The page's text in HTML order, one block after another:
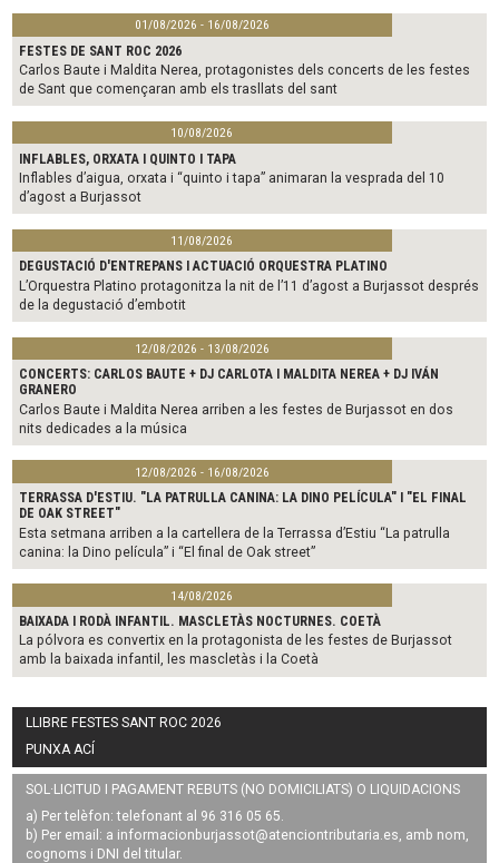
01/08/2026 - 16/08/2026
FESTES DE SANT ROC 2026
Carlos Baute i Maldita Nerea, protagonistes dels concerts de les festes
de Sant que començaran amb els trasllats del sant
10/08/2026
INFLABLES, ORXATA I QUINTO I TAPA
Inflables d’aigua, orxata i “quinto i tapa” animaran la vesprada del 10
d’agost a Burjassot
11/08/2026
DEGUSTACIÓ D'ENTREPANS I ACTUACIÓ ORQUESTRA PLATINO
L’Orquestra Platino protagonitza la nit de l’11 d’agost a Burjassot després
de la degustació d’embotit
12/08/2026 - 13/08/2026
CONCERTS: CARLOS BAUTE + DJ CARLOTA I MALDITA NEREA + DJ IVÁN
GRANERO
Carlos Baute i Maldita Nerea arriben a les festes de Burjassot en dos
nits dedicades a la música
12/08/2026 - 16/08/2026
TERRASSA D'ESTIU. "LA PATRULLA CANINA: LA DINO PELÍCULA" I "EL FINAL
DE OAK STREET"
Esta setmana arriben a la cartellera de la Terrassa d’Estiu “La patrulla
canina: la Dino película” i “El final de Oak street”
14/08/2026
BAIXADA I RODÀ INFANTIL. MASCLETÀS NOCTURNES. COETÀ
La pólvora es convertix en la protagonista de les festes de Burjassot
amb la baixada infantil, les mascletàs i la Coetà
LLIBRE FESTES SANT ROC 2026
PUNXA ACÍ
SOL·LICITUD I PAGAMENT REBUTS (NO DOMICILIATS) O LIQUIDACIONS
a) Per telèfon: telefonant al 96 316 05 65.
b) Per email: a informacionburjassot@atenciontributaria.es, amb nom,
cognoms i DNI del titular.